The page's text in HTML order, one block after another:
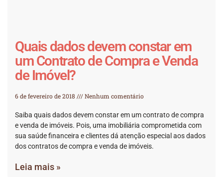
Quais dados devem constar em
um Contrato de Compra e Venda
de Imóvel?
6 de fevereiro de 2018 Nenhum comentário
Saiba quais dados devem constar em um contrato de compra
e venda de imóveis. Pois, uma imobiliária comprometida com
sua saúde financeira e clientes dá atenção especial aos dados
dos contratos de compra e venda de imóveis.
Leia mais »